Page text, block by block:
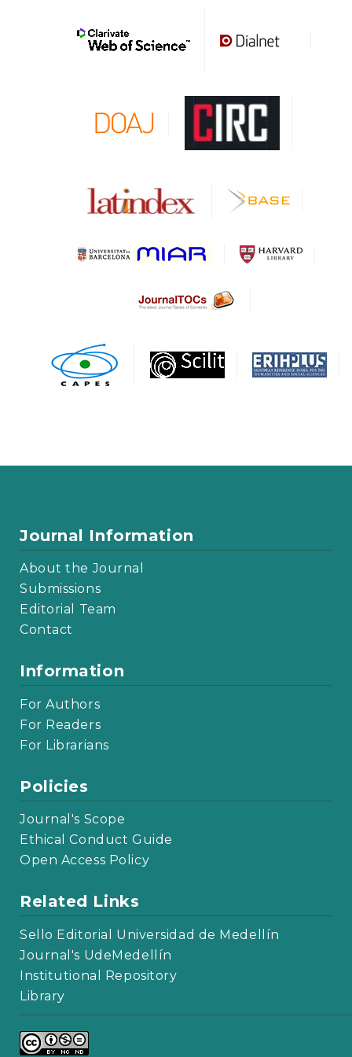
Journal Information
About the Journal
Submissions
Editorial Team
Contact
Information
For Authors
For Readers
For Librarians
Policies
Journal's Scope
Ethical Conduct Guide
Open Access Policy
Related Links
Sello Editorial Universidad de Medellín
Journal's UdeMedellín
Institutional Repository
Library